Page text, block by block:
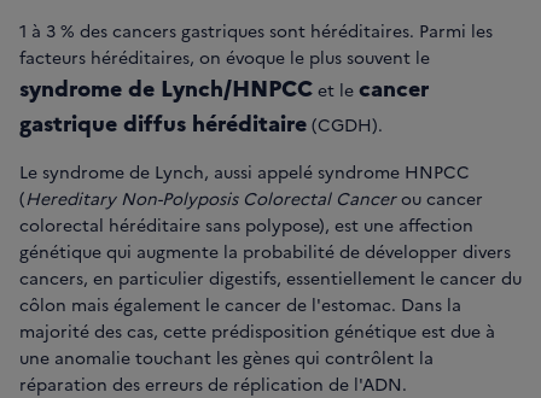
1 à 3 % des cancers gastriques sont héréditaires. Parmi les
facteurs héréditaires, on évoque le plus souvent le
syndrome de Lynch/HNPCC et le cancer
gastrique diffus héréditaire (CGDH).
Le syndrome de Lynch, aussi appelé syndrome HNPCC
(Hereditary Non-Polyposis Colorectal Cancerou cancer
colorectal héréditaire sans polypose), est une affection
génétique qui augmente la probabilité de développer divers
cancers, en particulier digestifs, essentiellement le cancer du
côlon mais également le cancer de l'estomac. Dans la
majorité des cas, cette prédisposition génétique est due à
une anomalie touchant les gènes qui contrôlent la
réparation des erreurs de réplication de l'ADN.